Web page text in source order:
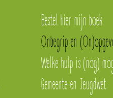
Bestel hier mijn boek
Onbegrip en
Welke hulp is (nog)
Gemeente en Jeugdwet